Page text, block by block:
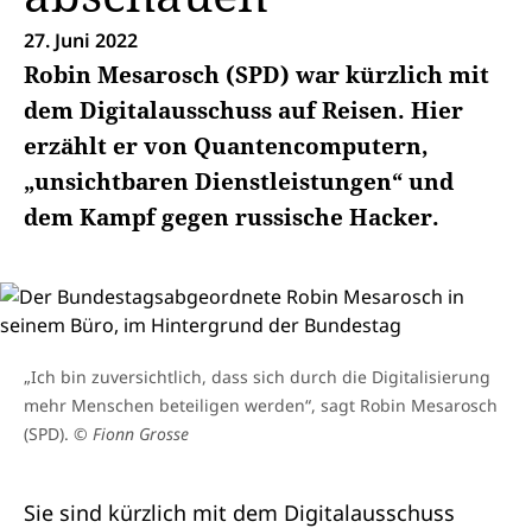
27. Juni 2022
Robin Mesarosch (SPD) war kürzlich mit
dem Digitalausschuss auf Reisen. Hier
erzählt er von Quantencomputern,
„unsichtbaren Dienstleistungen“ und
dem Kampf gegen russische Hacker.
„Ich bin zuversichtlich, dass sich durch die Digitalisierung
mehr Menschen beteiligen werden“, sagt Robin Mesarosch
(SPD). © Fionn Grosse
Sie sind kürzlich mit dem Digitalausschuss